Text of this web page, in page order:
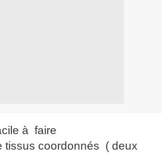
à faire
tissus coordonnés ( deux